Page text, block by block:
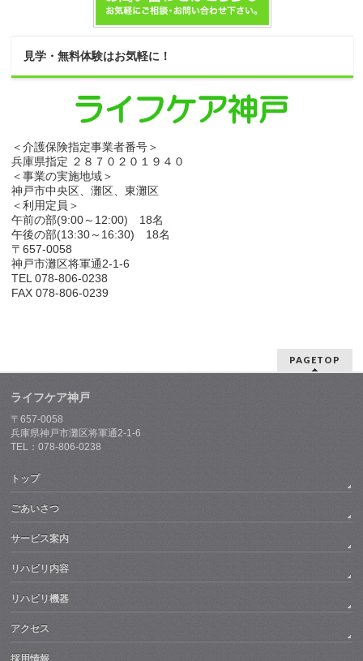
見学・無料体験はお気軽に！
＜介護保険指定事業者番号＞
兵庫県指定 ２８７０２０１９４０
＜事業の実施地域＞
神戸市中央区、灘区、東灘区
＜利用定員＞
午前の部(9:00～12:00) 18名
午後の部(13:30～16:30) 18名
〒657-0058
神戸市灘区将軍通2-1-6
TEL 078-806-0238
FAX 078-806-0239
PAGETOP
ライフケア神戸
〒657-0058
兵庫県神戸市灘区将軍通2-1-6
TEL：078-806-0238
トップ
ごあいさつ
サービス案内
リハビリ内容
リハビリ機器
アクセス
採用情報